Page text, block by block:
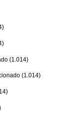
(1.014)
(1.014)